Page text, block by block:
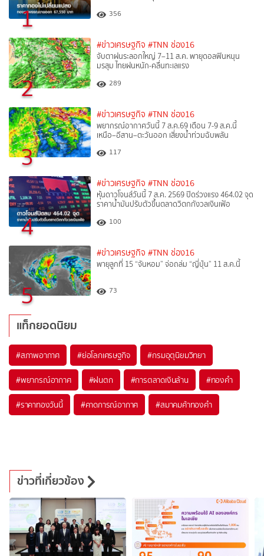
1 356
2
#ข่าวเศรษฐกิจ #TNN ช่อง16
จับตาฝนระลอกใหญ่ 7–11 ส.ค. พายุดอลฟินหนุน
มรสุม ไทยฝนหนัก-คลื่นทะเลแรง
289
3
#ข่าวเศรษฐกิจ #TNN ช่อง16
พยากรณ์อากาศวันนี้ 7 ส.ค.69 เตือน 7-9 ส.ค.นี้
เหนือ–อีสาน–ตะวันออก เสี่ยงน้ำท่วมฉับพลัน
117
4
#ข่าวเศรษฐกิจ #TNN ช่อง16
หุ้นดาวโจนส์วันนี้ 7 ส.ค. 2569 ปิดร่วงแรง 464.02 จุด
ราคาน้ำมันปรับตัวขึ้นตลาดวิตกกังวลเงินเฟ้อ
100
5
#ข่าวเศรษฐกิจ #TNN ช่อง16
พายุลูกที่ 15 “จันหอม” จ่อถล่ม “ญี่ปุ่น” 11 ส.ค.นี้
73
แท็กยอดนิยม
#สภาพอากาศ #ย่อโลกเศรษฐกิจ #กรมอุตุนิยมวิทยา
#พยากรณ์อากาศ #ฝนตก #การตลาดเงินล้าน #ทองคำ
#ราคาทองวันนี้ #คาดการณ์อากาศ #สมาคมค้าทองคำ
ข่าวที่เกี่ยวข้อง